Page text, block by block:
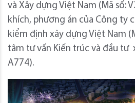
và Xây dựng Việt Nam (Mã số:
khích, phương án của Công ty
kiểm định xây dựng Việt Nam
tâm tư vấn Kiến trúc và đầu tư
A774).